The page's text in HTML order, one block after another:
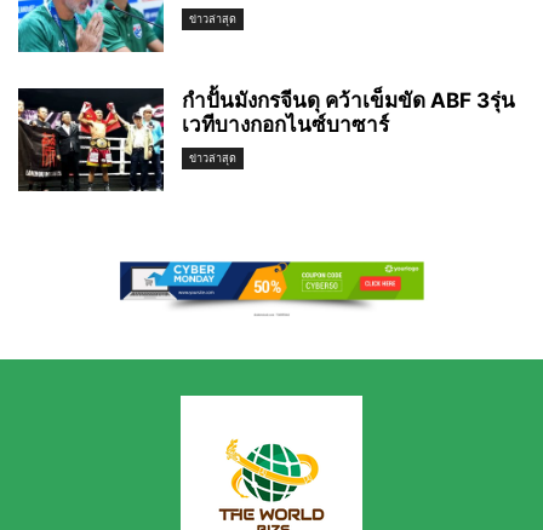
ข่าวล่าสุด
กำปั้นมังกรจีนดุ คว้าเข็มขัด ABF 3รุ่น
เวทีบางกอกไนซ์บาซาร์
ข่าวล่าสุด